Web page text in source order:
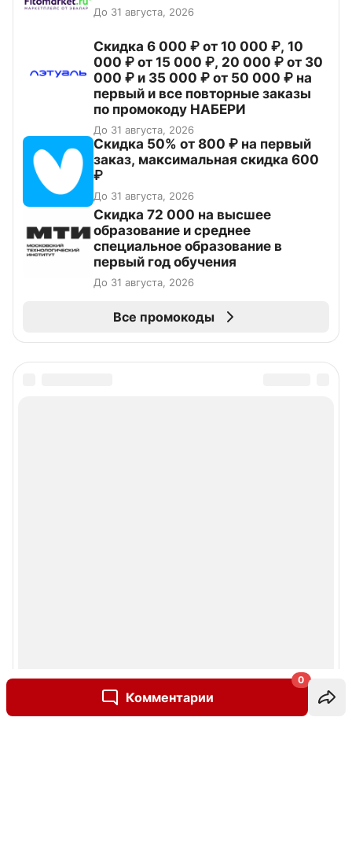
Комментарии
0
До 31 августа, 2026
Скидка 6 000 ₽ от 10 000 ₽, 10
000 ₽ от 15 000 ₽, 20 000 ₽ от 30
000 ₽ и 35 000 ₽ от 50 000 ₽ на
первый и все повторные заказы
по промокоду НАБЕРИ
До 31 августа, 2026
Скидка 50% от 800 ₽ на первый
заказ, максимальная скидка 600
₽
До 31 августа, 2026
Скидка 72 000 на высшее
образование и среднее
специальное образование в
первый год обучения
До 31 августа, 2026
Все промокоды